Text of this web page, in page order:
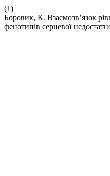
(1)
Боровик, К. Взаємозв’язок
фенотипів серцевої